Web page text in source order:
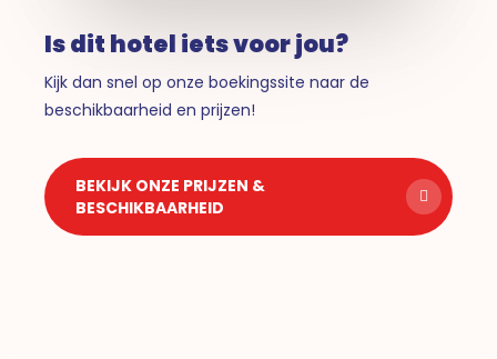
Is dit hotel iets voor jou?
Kijk dan snel op onze boekingssite naar de
beschikbaarheid en prijzen!
BEKIJK ONZE PRIJZEN &
BESCHIKBAARHEID